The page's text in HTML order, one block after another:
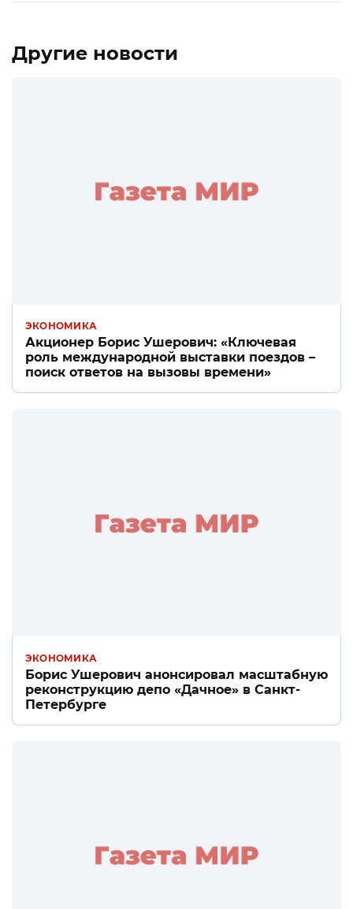
Другие новости
ЭКОНОМИКА
Акционер Борис Ушерович: «Ключевая
роль международной выставки поездов –
поиск ответов на вызовы времени»
ЭКОНОМИКА
Борис Ушерович анонсировал масштабную
реконструкцию депо «Дачное» в Санкт-
Петербурге